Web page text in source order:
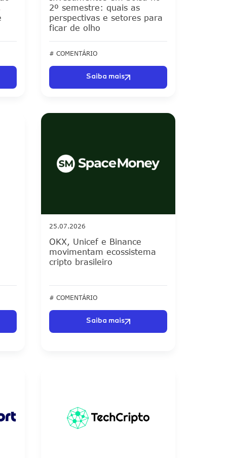
2º semestre: quais as
perspectivas e setores para
ficar de olho
# COMENTÁRIO
Saiba mais
25.07.2026
OKX, Unicef e Binance
movimentam ecossistema
cripto brasileiro
# COMENTÁRIO
Saiba mais